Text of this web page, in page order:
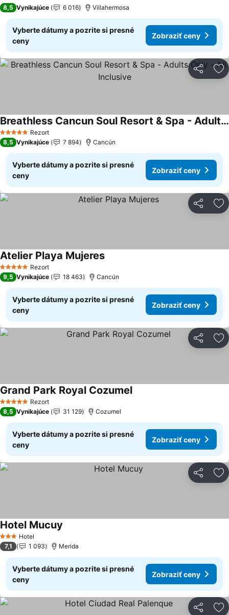
8,5 Vynikajúce 6 016 Villahermosa
Vyberte dátumy a pozrite si presné
ceny
Zobraziť ceny
Zdieľať
5 Počet hviezdičiek
Rezort
Breathless Cancun Soul Resort & Spa - Adults Only - All Inclusive
Zobraziť ceny
8,5 Vynikajúce 7 894 Cancún
Vyberte dátumy a pozrite si presné
ceny
Zobraziť ceny
Zdieľať
5 Počet hviezdičiek
Rezort
Atelier Playa MujeresZobraziť ceny
9,5 Vynikajúce 18 463 Cancún
Vyberte dátumy a pozrite si presné
ceny
Zobraziť ceny
Zdieľať
5 Počet hviezdičiek
Rezort
Grand Park Royal CozumelZobraziť ceny
8,5 Vynikajúce 31 129 Cozumel
Vyberte dátumy a pozrite si presné
ceny
Zobraziť ceny
Zdieľať
3 Počet hviezdičiek
Hotel
Hotel Mucuy
7,1 1 093 Merida
Vyberte dátumy a pozrite si presné
ceny
Zobraziť ceny
Zdieľať